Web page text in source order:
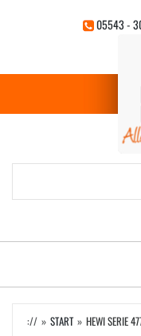
05543 -
:// START HEWI SERIE